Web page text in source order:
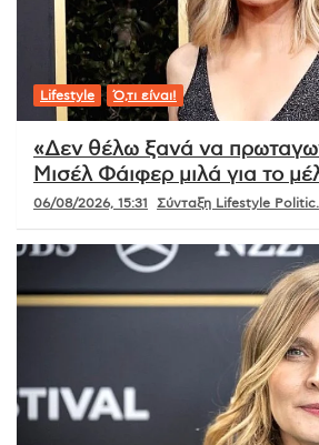
Lifestyle Ό,τι είναι!
«Δεν θέλω ξανά να
Μισέλ Φάιφερ μιλά για το
06/08/2026, 15:31 Σύνταξη Lifestyle